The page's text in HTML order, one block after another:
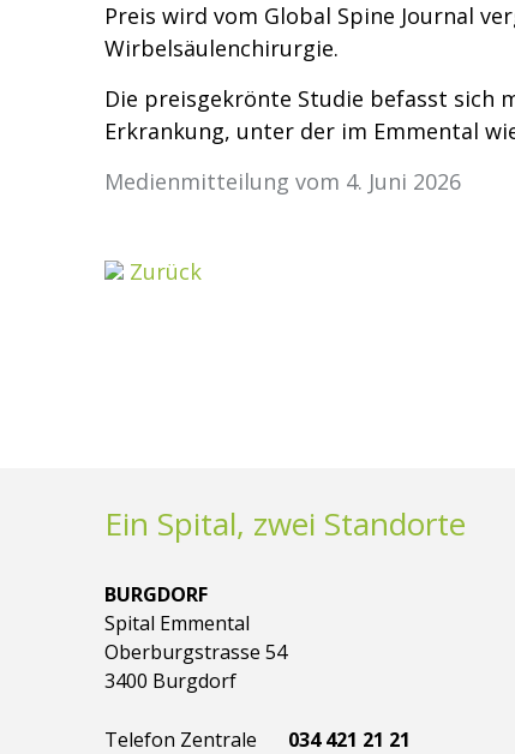
Preis wird vom Global Spine Journal
Wirbelsäulenchirurgie.
Die preisgekrönte Studie befasst sich
Erkrankung, unter der im Emmental
Medienmitteilung vom 4. Juni 2026
Zurück
Ein Spital, zwei Standorte
BURGDORF
Spital Emmental
Oberburgstrasse 54
3400 Burgdorf
Telefon Zentrale
034 421 21 21